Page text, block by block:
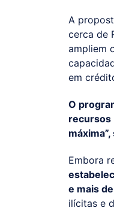
A
cerca de
ampliem
em
O
recursos
Embora
e mais
ilícitas e